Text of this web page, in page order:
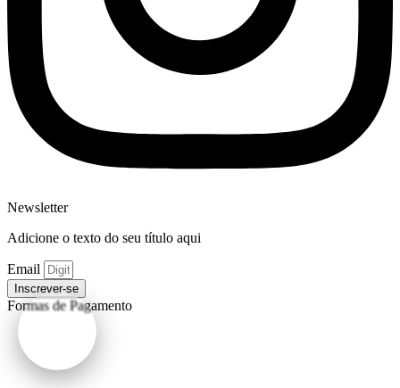
Newsletter
Adicione o texto do seu título aqui
Email
Inscrever-se
Formas de Pagamento